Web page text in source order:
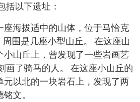
括以下遗址：
座海拔适中的山体，位于马恰克
周围是几座小型山丘。 在这座山
小山丘上，曾发现了一些岩画艺
画了骑马的人。 在这座小山丘的
以北的一块岩石上，发现了两
文。